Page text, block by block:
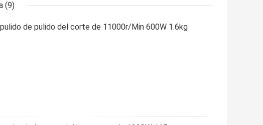
(9)
de pulido del corte de 11000r/Min 600W 1.6kg